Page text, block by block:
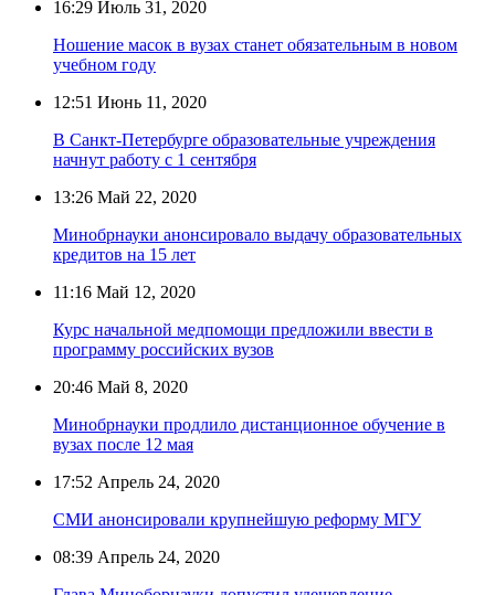
16:29 Июль 31, 2020
Ношение масок в вузах станет обязательным в новом
учебном году
12:51 Июнь 11, 2020
В Санкт-Петербурге образовательные учреждения
начнут работу с 1 сентября
13:26 Май 22, 2020
Минобрнауки анонсировало выдачу образовательных
кредитов на 15 лет
11:16 Май 12, 2020
Курс начальной медпомощи предложили ввести в
программу российских вузов
20:46 Май 8, 2020
Минобрнауки продлило дистанционное обучение в
вузах после 12 мая
17:52 Апрель 24, 2020
СМИ анонсировали крупнейшую реформу МГУ
08:39 Апрель 24, 2020